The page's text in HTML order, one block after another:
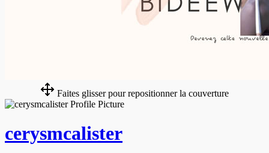
Faites glisser pour repositionner la couverture
cerysmcalister